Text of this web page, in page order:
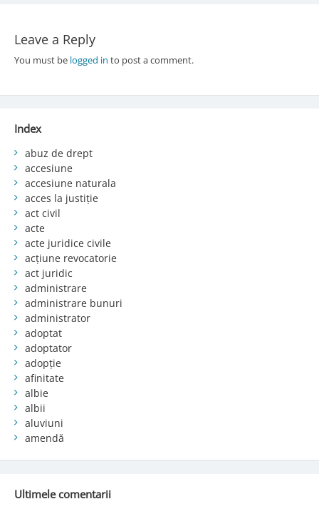
Leave a Reply
You must be logged in to post a comment.
Index
abuz de drept
accesiune
accesiune naturala
acces la justiție
act civil
acte
acte juridice civile
acțiune revocatorie
act juridic
administrare
administrare bunuri
administrator
adoptat
adoptator
adopție
afinitate
albie
albii
aluviuni
amendă
Ultimele comentarii